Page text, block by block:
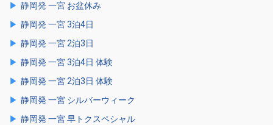
静岡発 一宮 お盆休み
静岡発 一宮 3泊4日
静岡発 一宮 2泊3日
静岡発 一宮 3泊4日 体験
静岡発 一宮 2泊3日 体験
静岡発 一宮 シルバーウィーク
静岡発 一宮 早トクスペシャル